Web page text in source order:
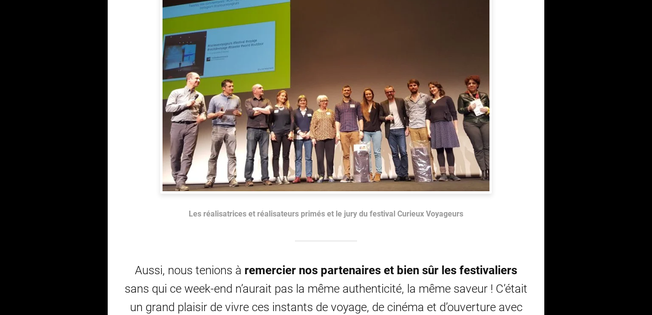
Les réalisatrices et réalisateurs primés et le jury du festival Curieux Voyageurs
Aussi, nous tenions à remercier nos partenaires et bien sûr les festivaliers
sans qui ce week-end n’aurait pas la même authenticité, la même saveur ! C’était
un grand plaisir de vivre ces instants de voyage, de cinéma et d’ouverture avec